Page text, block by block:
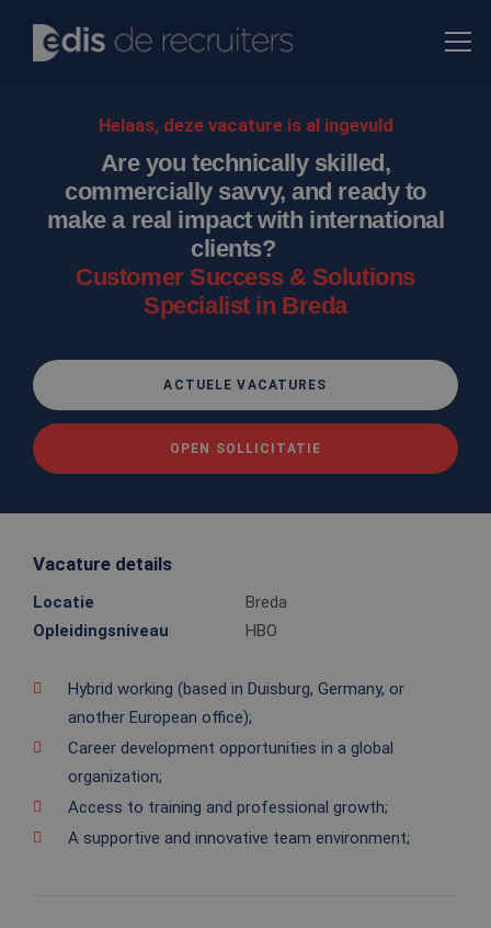
Helaas, deze vacature is al ingevuld
Are you technically skilled,
commercially savvy, and ready to
make a real impact with international
clients?
Customer Success & Solutions
Specialist in Breda
ACTUELE VACATURES
OPEN SOLLICITATIE
Vacature details
Locatie
Breda
Opleidingsniveau
HBO
Hybrid working (based in Duisburg, Germany, or
another European office);
Career development opportunities in a global
organization;
Access to training and professional growth;
A supportive and innovative team environment;